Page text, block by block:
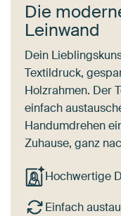
Die
Leinwand
Dein
Textildruck,
Holzrahmen. Der
einfach
Handumdrehen
Zuhause, ganz
Hochwertige
Einfach